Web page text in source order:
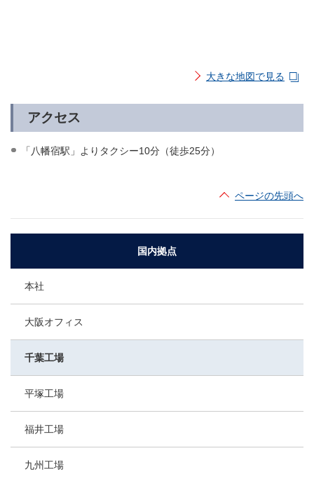
大きな地図で見る
アクセス
「八幡宿駅」よりタクシー10分（徒歩25分）
ページの先頭へ
国内拠点
本社
大阪オフィス
千葉工場
平塚工場
福井工場
九州工場